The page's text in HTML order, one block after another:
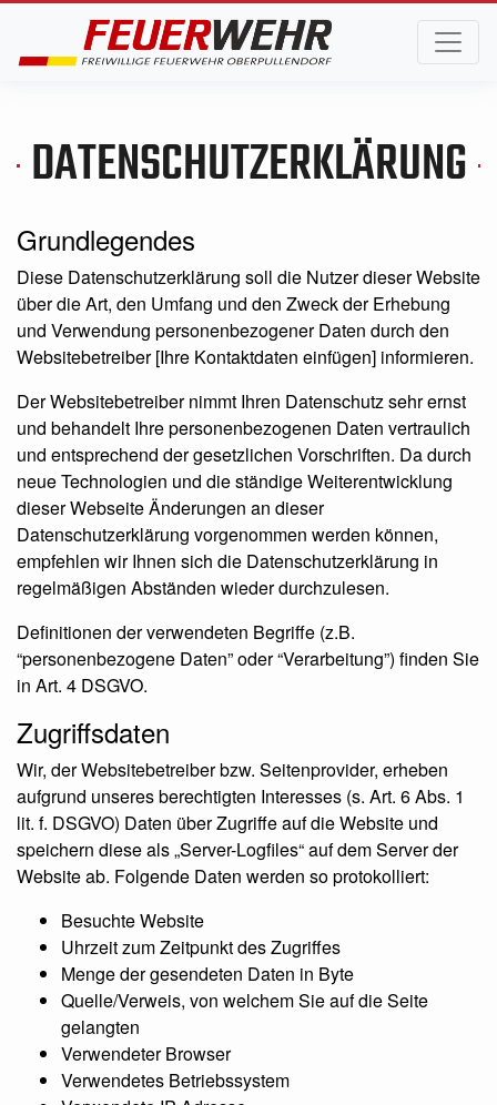
DATENSCHUTZERKLÄRUNG
Grundlegendes
Diese Datenschutzerklärung soll die Nutzer dieser Website
über die Art, den Umfang und den Zweck der Erhebung
und Verwendung personenbezogener Daten durch den
Websitebetreiber [Ihre Kontaktdaten einfügen] informieren.
Der Websitebetreiber nimmt Ihren Datenschutz sehr ernst
und behandelt Ihre personenbezogenen Daten vertraulich
und entsprechend der gesetzlichen Vorschriften. Da durch
neue Technologien und die ständige Weiterentwicklung
dieser Webseite Änderungen an dieser
Datenschutzerklärung vorgenommen werden können,
empfehlen wir Ihnen sich die Datenschutzerklärung in
regelmäßigen Abständen wieder durchzulesen.
Definitionen der verwendeten Begriffe (z.B.
“personenbezogene Daten” oder “Verarbeitung”) finden Sie
in Art. 4 DSGVO.
Zugriffsdaten
Wir, der Websitebetreiber bzw. Seitenprovider, erheben
aufgrund unseres berechtigten Interesses (s. Art. 6 Abs. 1
lit. f. DSGVO) Daten über Zugriffe auf die Website und
speichern diese als „Server-Logfiles“ auf dem Server der
Website ab. Folgende Daten werden so protokolliert:
Besuchte Website
Uhrzeit zum Zeitpunkt des Zugriffes
Menge der gesendeten Daten in Byte
Quelle/Verweis, von welchem Sie auf die Seite
gelangten
Verwendeter Browser
Verwendetes Betriebssystem